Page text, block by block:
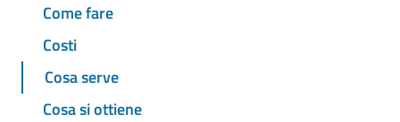
Come fare
Costi
Cosa serve
Cosa si ottiene